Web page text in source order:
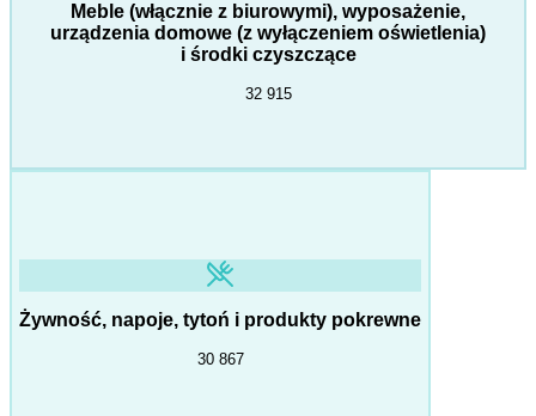
Meble (włącznie z biurowymi), wyposażenie,
urządzenia domowe (z wyłączeniem oświetlenia)
i środki czyszczące
32 915
Żywność, napoje, tytoń i produkty pokrewne
30 867